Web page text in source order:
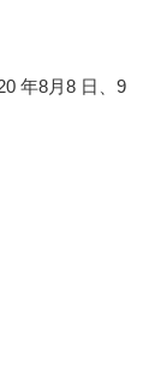
年8月8 日、9